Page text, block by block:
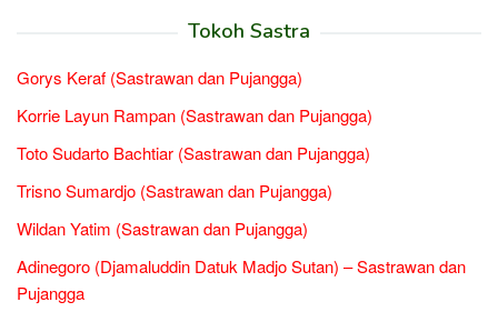
Tokoh Sastra
Gorys Keraf (Sastrawan dan Pujangga)
Korrie Layun Rampan (Sastrawan dan Pujangga)
Toto Sudarto Bachtiar (Sastrawan dan Pujangga)
Trisno Sumardjo (Sastrawan dan Pujangga)
Wildan Yatim (Sastrawan dan Pujangga)
Adinegoro (Djamaluddin Datuk Madjo Sutan) – Sastrawan dan
Pujangga